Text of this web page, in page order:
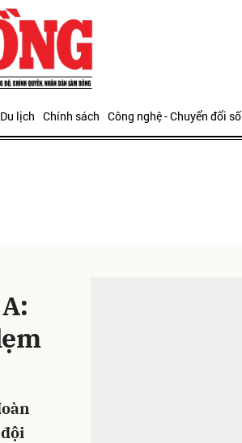
Du lịch Chính sách Công nghệ - Chuyển đổi số